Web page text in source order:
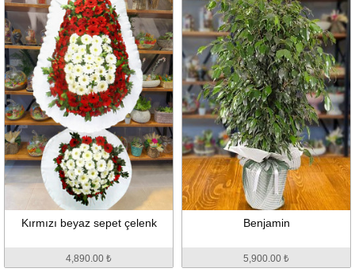
Kırmızı beyaz sepet çelenk
4,890.00 ₺
Benjamin
5,900.00 ₺